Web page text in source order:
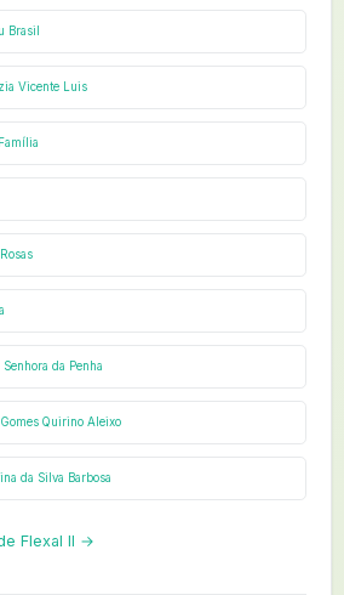
Brasil
Vicente Luis
da Penha
Quirino Aleixo
da Silva Barbosa
Flexal II →